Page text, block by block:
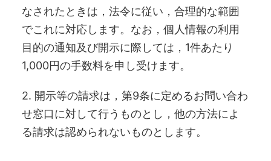
なされたときは，法令に従い，合理的な範囲
でこれに対応します。なお，個人情報の利用
目的の通知及び開示に際しては，1件あたり
1,000円の手数料を申し受けます。
2. 開示等の請求は，第9条に定めるお問い合わ
せ窓口に対して行うものとし，他の方法によ
る請求は認められないものとします。